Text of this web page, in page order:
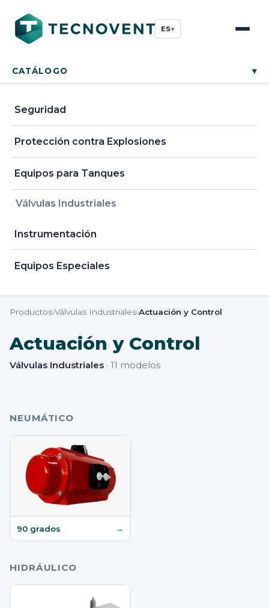
ES▾
CATÁLOGO ▾
Seguridad
Protección contra Explosiones
Equipos para Tanques
Válvulas Industriales
Instrumentación
Equipos Especiales
Productos›Válvulas Industriales›Actuación y Control
Actuación y Control
Válvulas Industriales · 11 modelos
NEUMÁTICO
90 grados →
HIDRÁULICO